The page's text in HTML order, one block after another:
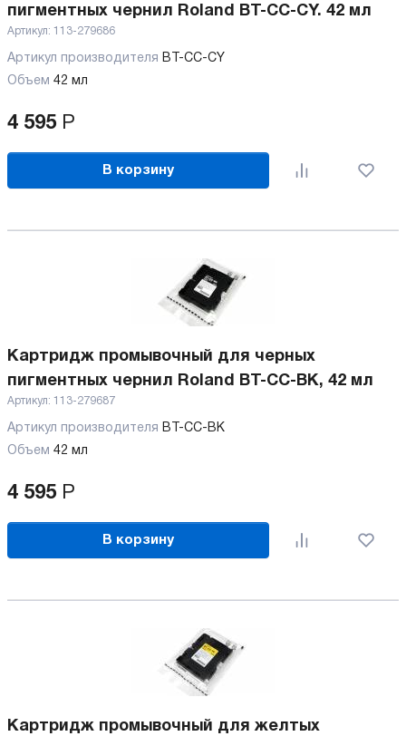
пигментных чернил Roland BT-CC-CY. 42 мл
Артикул: 113-279686
Артикул производителя BT-CC-CY
Объем 42 мл
4 595 Р
В корзину
Картридж промывочный для черных
пигментных чернил Roland BT-CC-BK, 42 мл
Артикул: 113-279687
Артикул производителя BT-CC-BK
Объем 42 мл
4 595 Р
В корзину
Картридж промывочный для желтых